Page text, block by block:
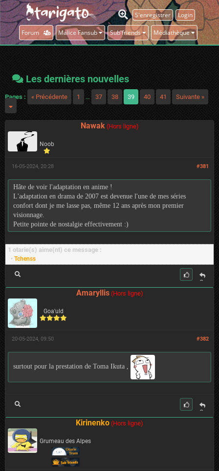
S'enregistrer Login
Forum Malice Fansub Sub'friends Médiathèque
Les dernières nouvelles
Pages : « Précédente 1 … 37 38 39 40 41 Suivante »
Nawak (Hors ligne)
Noob
#381
16-05-2024, 20:28
Hâte de voir l'adaptation en anime !
L'adaptation en drama de 2007 est devenue l'une de mes séries
confort dont je me lasse pas, même 12 ans après mon premier
visionnage.
Petite pointe de nostalgie effectivement :)
1 otarie(s) aime(nt) ce message :
• Tchenss
C
Amaryllis (Hors ligne)
Goa'uld
#382
20-05-2024, 09:50
surtout pour la prestation de Toma Ikuta ,
C
Kirinenko (Hors ligne)
Grumeau des Alpes